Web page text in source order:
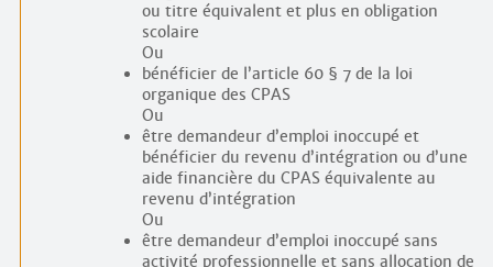
ou titre équivalent et plus en obligation
scolaire
Ou
bénéficier de l’article 60 § 7 de la loi
organique des CPAS
Ou
être demandeur d’emploi inoccupé et
bénéficier du revenu d’intégration ou d’une
aide financière du CPAS équivalente au
revenu d’intégration
Ou
être demandeur d’emploi inoccupé sans
activité professionnelle et sans allocation de